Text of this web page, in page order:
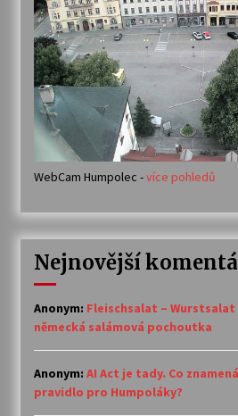
WebCam Humpolec -více pohledů
Nejnovější
Anonym: Fleischsalat – Wurstsalat
německá salámová pochoutka
Anonym: AI Act je tady. Co
pravidlo pro Humpoláky?